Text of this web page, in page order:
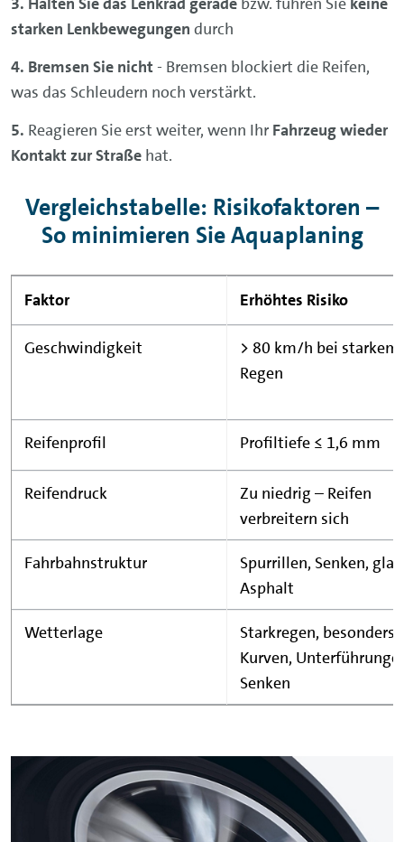
starken Lenkbewegungen durch
Bremsen Sie nicht - Bremsen blockiert die Reifen,
was das Schleudern noch verstärkt.
Reagieren Sie erst weiter, wenn Ihr Fahrzeug wieder
Kontakt zur Straße hat.
Vergleichstabelle: Risikofaktoren –
So minimieren Sie Aquaplaning
Faktor Erhöhtes Risiko
Geschwindigkeit
> 80 km/h bei starkem
Regen
Reifenprofil Profiltiefe ≤ 1,6 mm
Reifendruck
Zu niedrig – Reifen
verbreitern sich
Fahrbahnstruktur
Spurrillen, Senken,
Asphalt
Wetterlage
Starkregen, besonders
Kurven,
Senken